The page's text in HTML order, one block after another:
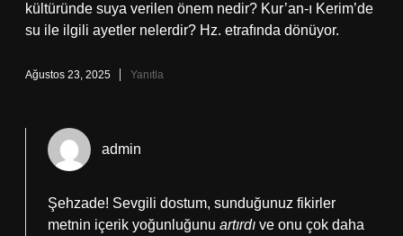
kültüründe suya verilen önem nedir? Kur’an-ı Kerim’de
su ile ilgili ayetler nelerdir? Hz. etrafında dönüyor.
Ağustos 23, 2025 Yanıtla
admin
Şehzade! Sevgili dostum, sunduğunuz fikirler
metnin içerik yoğunluğunu artırdı ve onu çok daha